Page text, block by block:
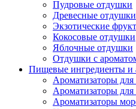
Пудровые отдушки
Древесные отдушки
Экзотические
Кокосовые отдушки
Яблочные отдушки
Отдушки с
Пищевые ингредиенты и
Ароматизаторы
Ароматизаторы для
Ароматизаторы